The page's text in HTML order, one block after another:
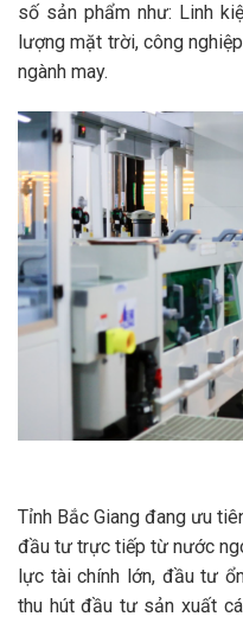
số sản phẩm như: Linh
lượng mặt trời, công
ngành may.
Tỉnh Bắc Giang đang ưu
đầu tư trực tiếp từ nước
lực tài chính lớn, đầu tư
thu hút đầu tư sản xuất